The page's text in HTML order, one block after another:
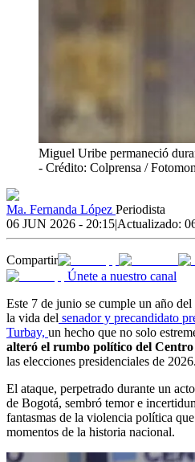
Miguel Uribe permaneció
- Crédito: Colprensa /
Ma. Fernanda López Periodista
06 JUN 2026 - 20:15|Actualizado:
Compartir
Únete a nuestro canal
Este 7 de junio se cumple un año
la vida del senador y precandidato
Turbay, un hecho que no solo
alteró el rumbo político del
las elecciones presidenciales de 2026.
El ataque, perpetrado durante un
de Bogotá, sembró temor e
fantasmas de la violencia política
momentos de la historia nacional.